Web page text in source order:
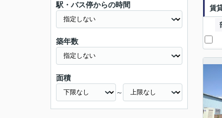
駅・バス停からの時間
築年数
面積
～
賃